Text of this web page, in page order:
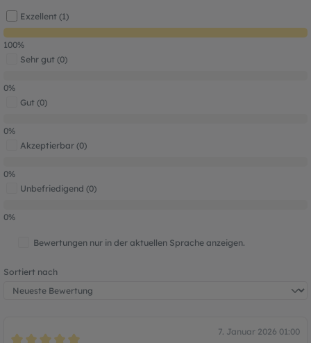
Exzellent (1)
100%
Sehr gut (0)
0%
Gut (0)
0%
Akzeptierbar (0)
0%
Unbefriedigend (0)
0%
Bewertungen nur in der aktuellen Sprache anzeigen.
Sortiert nach
7. Januar 2026 01:00